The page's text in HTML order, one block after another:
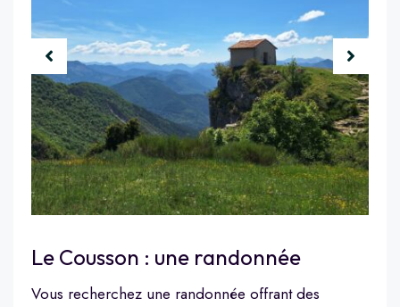
Le Cousson : une randonnée
Vous recherchez une randonnée offrant des